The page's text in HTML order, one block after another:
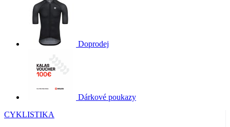
Doprodej
Dárkové poukazy
CYKLISTIKA